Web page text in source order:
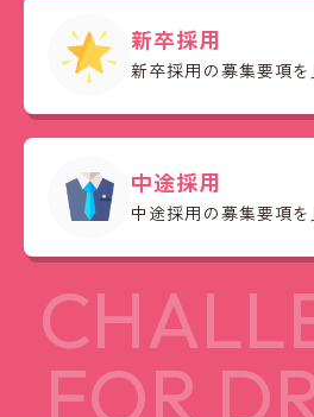
新卒採用
新卒採用の募集要項を
中途採用
中途採用の募集要項を